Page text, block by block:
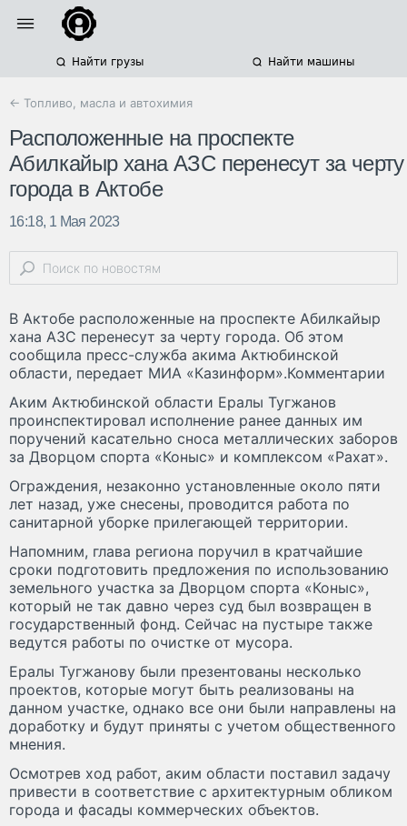
Найти грузы Найти машины
← Топливо, масла и автохимия
Расположенные на проспекте
Абилкайыр хана АЗС перенесут за черту
города в Актобе
16:18, 1 Мая 2023
В Актобе расположенные на проспекте Абилкайыр
хана АЗС перенесут за черту города. Об этом
сообщила пресс-служба акима Актюбинской
области, передает МИА «Казинформ».Комментарии
Аким Актюбинской области Ералы Тугжанов
проинспектировал исполнение ранее данных им
поручений касательно сноса металлических заборов
за Дворцом спорта «Коныс» и комплексом «Рахат».
Ограждения, незаконно установленные около пяти
лет назад, уже снесены, проводится работа по
санитарной уборке прилегающей территории.
Напомним, глава региона поручил в кратчайшие
сроки подготовить предложения по использованию
земельного участка за Дворцом спорта «Коныс»,
который не так давно через суд был возвращен в
государственный фонд. Сейчас на пустыре также
ведутся работы по очистке от мусора.
Ералы Тугжанову были презентованы несколько
проектов, которые могут быть реализованы на
данном участке, однако все они были направлены на
доработку и будут приняты с учетом общественного
мнения.
​Осмотрев ход работ, аким области поставил задачу
привести в соответствие с архитектурным обликом
города и фасады коммерческих объектов.